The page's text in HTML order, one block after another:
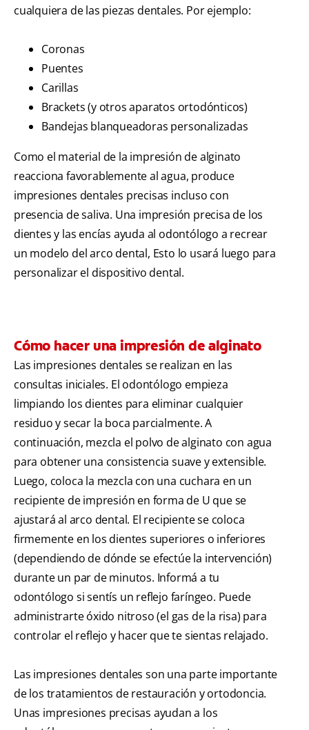
cualquiera de las piezas dentales. Por ejemplo:
Coronas
Puentes
Carillas
Brackets (y otros aparatos ortodónticos)
Bandejas blanqueadoras personalizadas
Como el material de la impresión de alginato
reacciona favorablemente al agua, produce
impresiones dentales precisas incluso con
presencia de saliva. Una impresión precisa de los
dientes y las encías ayuda al odontólogo a recrear
un modelo del arco dental, Esto lo usará luego para
personalizar el dispositivo dental.
Cómo hacer una impresión de alginato
Las impresiones dentales se realizan en las
consultas iniciales. El odontólogo empieza
limpiando los dientes para eliminar cualquier
residuo y secar la boca parcialmente. A
continuación, mezcla el polvo de alginato con agua
para obtener una consistencia suave y extensible.
Luego, coloca la mezcla con una cuchara en un
recipiente de impresión en forma de U que se
ajustará al arco dental. El recipiente se coloca
firmemente en los dientes superiores o inferiores
(dependiendo de dónde se efectúe la intervención)
durante un par de minutos. Informá a tu
odontólogo si sentís un reflejo faríngeo. Puede
administrarte óxido nitroso (el gas de la risa) para
controlar el reflejo y hacer que te sientas relajado.
Las impresiones dentales son una parte importante
de los tratamientos de restauración y ortodoncia.
Unas impresiones precisas ayudan a los